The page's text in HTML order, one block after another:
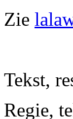
Zie
Tekst,
Regie,